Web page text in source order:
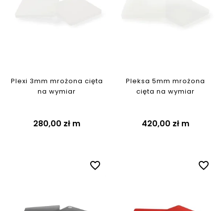
Plexi 3mm mrożona cięta
na wymiar
280,00 zł m
Pleksa 5mm mrożona
cięta na wymiar
420,00 złm
favorite_border favorite_border